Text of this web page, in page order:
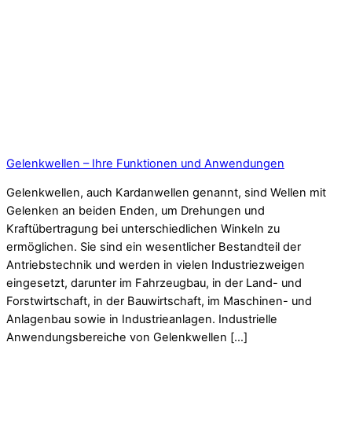
Gelenkwellen – Ihre Funktionen und Anwendungen
Gelenkwellen, auch Kardanwellen genannt, sind Wellen mit
Gelenken an beiden Enden, um Drehungen und
Kraftübertragung bei unterschiedlichen Winkeln zu
ermöglichen. Sie sind ein wesentlicher Bestandteil der
Antriebstechnik und werden in vielen Industriezweigen
eingesetzt, darunter im Fahrzeugbau, in der Land- und
Forstwirtschaft, in der Bauwirtschaft, im Maschinen- und
Anlagenbau sowie in Industrieanlagen. Industrielle
Anwendungsbereiche von Gelenkwellen […]